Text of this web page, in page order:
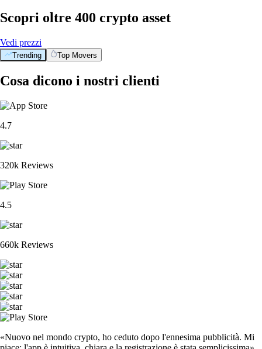
Scopri oltre 400 crypto asset
Vedi prezzi
Trending Top Movers
Cosa dicono i nostri clienti
4.7
320k Reviews
4.5
660k Reviews
«Nuovo nel mondo crypto, ho ceduto dopo l'ennesima pubblicità. Mi